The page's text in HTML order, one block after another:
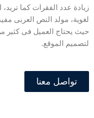
زيادة عدد الفقرات كما
لغوية، مولد النص العربى
حيث يحتاج العميل فى كثير
لتصميم الموقع.
تواصل معنا